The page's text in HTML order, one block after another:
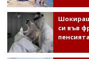
си във
пенсията